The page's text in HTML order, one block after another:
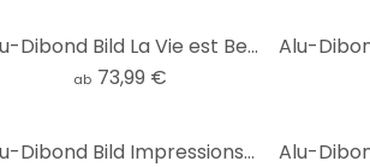
Alu-Dibond Bild La Vie est Belle - rot
ab 73,99 €
Alu-Dibond Bild Impressions of a girly Life - Panorama